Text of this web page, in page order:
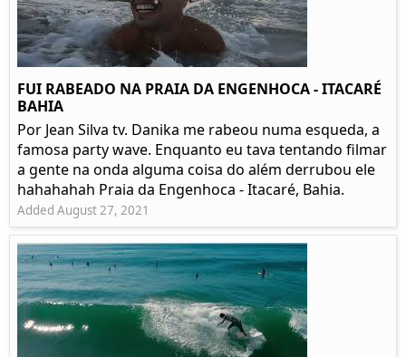
FUI RABEADO NA PRAIA DA ENGENHOCA - ITACARÉ
BAHIA
Por Jean Silva tv. Danika me rabeou numa esqueda, a
famosa party wave. Enquanto eu tava tentando filmar
a gente na onda alguma coisa do além derrubou ele
hahahahah Praia da Engenhoca - Itacaré, Bahia.
Added August 27, 2021